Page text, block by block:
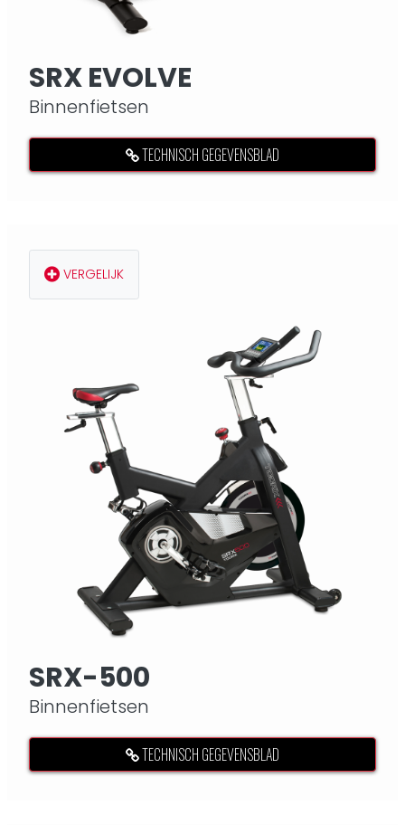
SRX EVOLVE
Binnenfietsen
TECHNISCH GEGEVENSBLAD
VERGELIJK
SRX-500
Binnenfietsen
TECHNISCH GEGEVENSBLAD